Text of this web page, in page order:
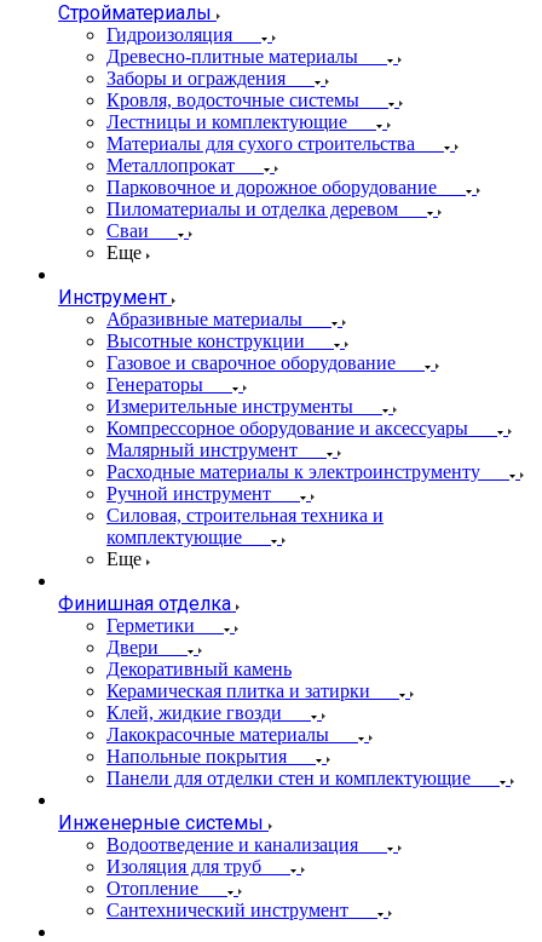
Стройматериалы
Гидроизоляция
Древесно-плитные материалы
Заборы и ограждения
Кровля, водосточные системы
Лестницы и комплектующие
Материалы для сухого строительства
Металлопрокат
Парковочное и дорожное оборудование
Пиломатериалы и отделка деревом
Сваи
Еще
Инструмент
Абразивные материалы
Высотные конструкции
Газовое и сварочное оборудование
Генераторы
Измерительные инструменты
Компрессорное оборудование и аксессуары
Малярный инструмент
Расходные материалы к электроинструменту
Ручной инструмент
Силовая, строительная техника и
комплектующие
Еще
Финишная отделка
Герметики
Двери
Декоративный камень
Керамическая плитка и затирки
Клей, жидкие гвозди
Лакокрасочные материалы
Напольные покрытия
Панели для отделки стен и комплектующие
Инженерные системы
Водоотведение и канализация
Изоляция для труб
Отопление
Сантехнический инструмент